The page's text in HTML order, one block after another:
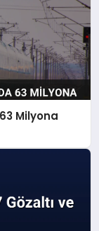
Milyona